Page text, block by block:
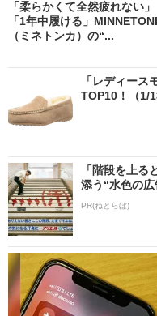
「柔らかくて全然疲れない」
「1年中履ける」
（ミネトンカ）の“...
「レディー
TOP10！（1/
「階段を上
添う“水色の
PR(ねとらぼ)